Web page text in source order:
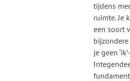
tijdens
ruimte. Je
een soort
je geen